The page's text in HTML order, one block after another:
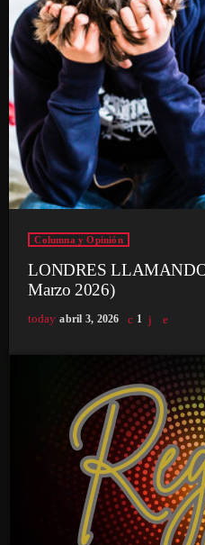
Columna y Opinión
LONDRES
Marzo 2026)
today abril 3, 2026 1